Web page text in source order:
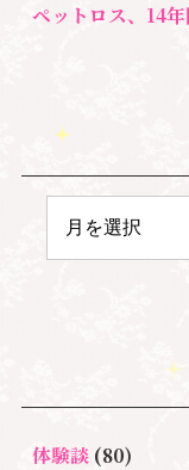
体験談(80)